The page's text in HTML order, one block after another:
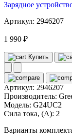
Зарядное
Артикул: 2946207
1 990 ₽
Купить
Артикул: 2946207
Производитель:
Модель: G24UC2
Сила тока, (А): 2
Варианты